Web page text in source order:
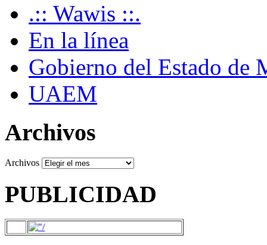
.:: Wawis ::.
En la línea
Gobierno del Estado de
UAEM
Archivos
Archivos
PUBLICIDAD